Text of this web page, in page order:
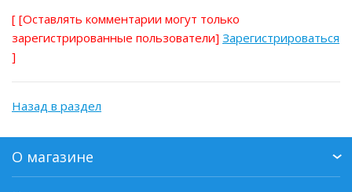
[ [Оставлять комментарии могут только
зарегистрированные пользователи] Зарегистрироваться
]
Назад в раздел
О магазине